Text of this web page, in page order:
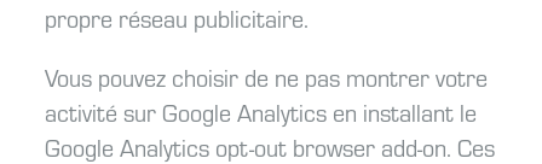
propre réseau publicitaire.
Vous pouvez choisir de ne pas montrer votre
activité sur Google Analytics en installant le
Google Analytics opt-out browser add-on. Ces